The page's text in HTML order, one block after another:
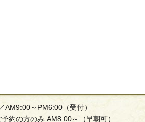
AM9:00～PM6:00（受付）
約の方のみ AM8:00～（早朝可）